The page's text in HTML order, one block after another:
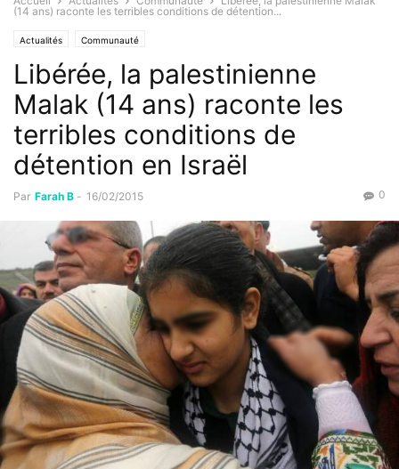
(14 ans) raconte les terribles conditions de détention...
Actualités Communauté
Libérée, la palestinienne
Malak (14 ans) raconte les
terribles conditions de
détention en Israël
Par Farah B - 16/02/2015 0